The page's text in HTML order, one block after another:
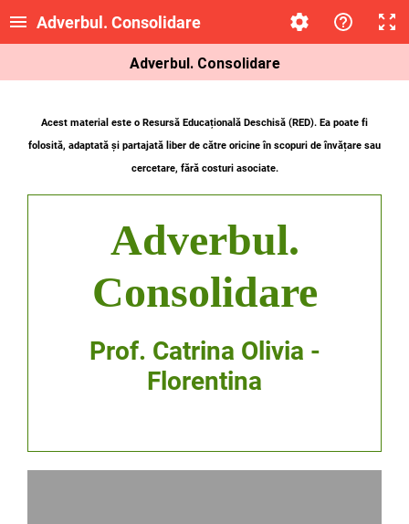
Adverbul. Consolidare
Adverbul. Consolidare
Acest material este o Resursă Educațională Deschisă (RED). Ea poate fi
folosită, adaptată și partajată liber de către oricineîn scopuri de învățare sau
cercetare, fără costuri asociate.
Adverbul.
Consolidare
Prof. Catrina Olivia -
Florentina